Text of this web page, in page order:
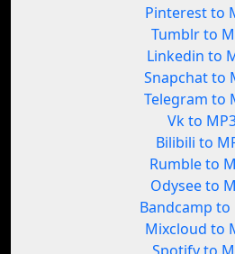
Pinterest to
Tumblr to
Linkedin to
Snapchat to
Telegram to
Vk to
Bilibili to
Rumble to
Odysee to
Bandcamp to
Mixcloud to